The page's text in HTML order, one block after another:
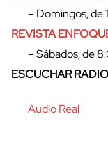
– Domingos,
REVISTA
– Sábados, de
ESCUCHAR
–
Audio Real